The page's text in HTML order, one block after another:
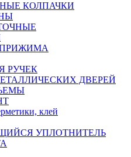
КОЛПАЧКИ
ПРИЖИМА
РУЧЕК
ДВЕРЕЙ
клей
УПЛОТНИТЕЛЬ